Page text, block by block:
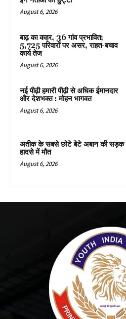
August 6, 2026
बाढ़ का कहर, 36 गांव प्रभावित;
5,725 परिवारों पर असर, राहत-बचाव
कार्य तेज
August 6, 2026
नई पीढ़ी हमारी पीढ़ी से अधिक ईमानदार
और देशभक्त : मोहन भागवत
August 6, 2026
अतीक के सबसे छोटे बेटे अबान की सड़क
हादसे में मौत
August 6, 2026